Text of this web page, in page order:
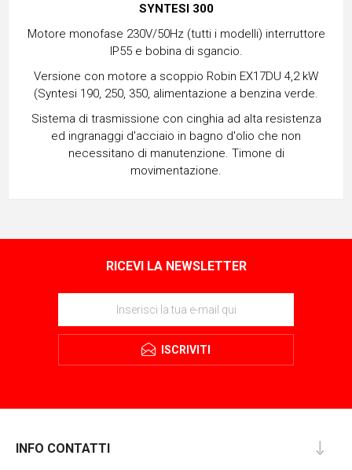
SYNTESI 300
Motore monofase 230V/50Hz (tutti i modelli) interruttore
IP55 e bobina di sgancio.
Versione con motore a scoppio Robin EX17DU 4,2 kW
(Syntesi 190, 250, 350, alimentazione a benzina verde.
Sistema di trasmissione con cinghia ad alta resistenza
ed ingranaggi d'acciaio in bagno d'olio che non
necessitano di manutenzione. Timone di
movimentazione.
RICEVI LA NEWSLETTER
ISCRIVITI
INFO CONTATTI